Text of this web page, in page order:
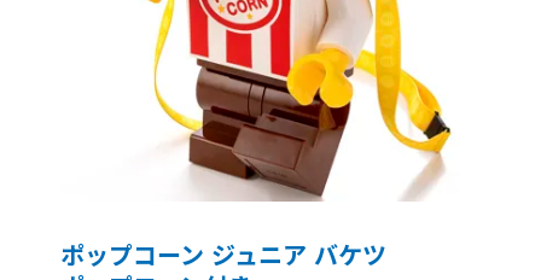
ポップコーン ジュニア バケツ